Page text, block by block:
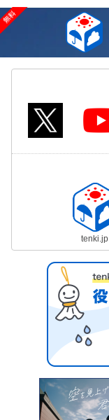
tenki.jp